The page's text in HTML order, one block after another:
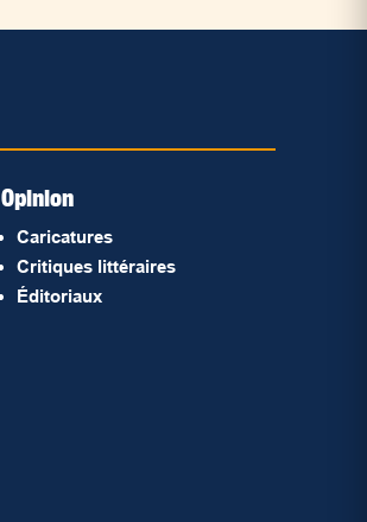
Opinion
Caricatures
Critiques littéraires
Éditoriaux